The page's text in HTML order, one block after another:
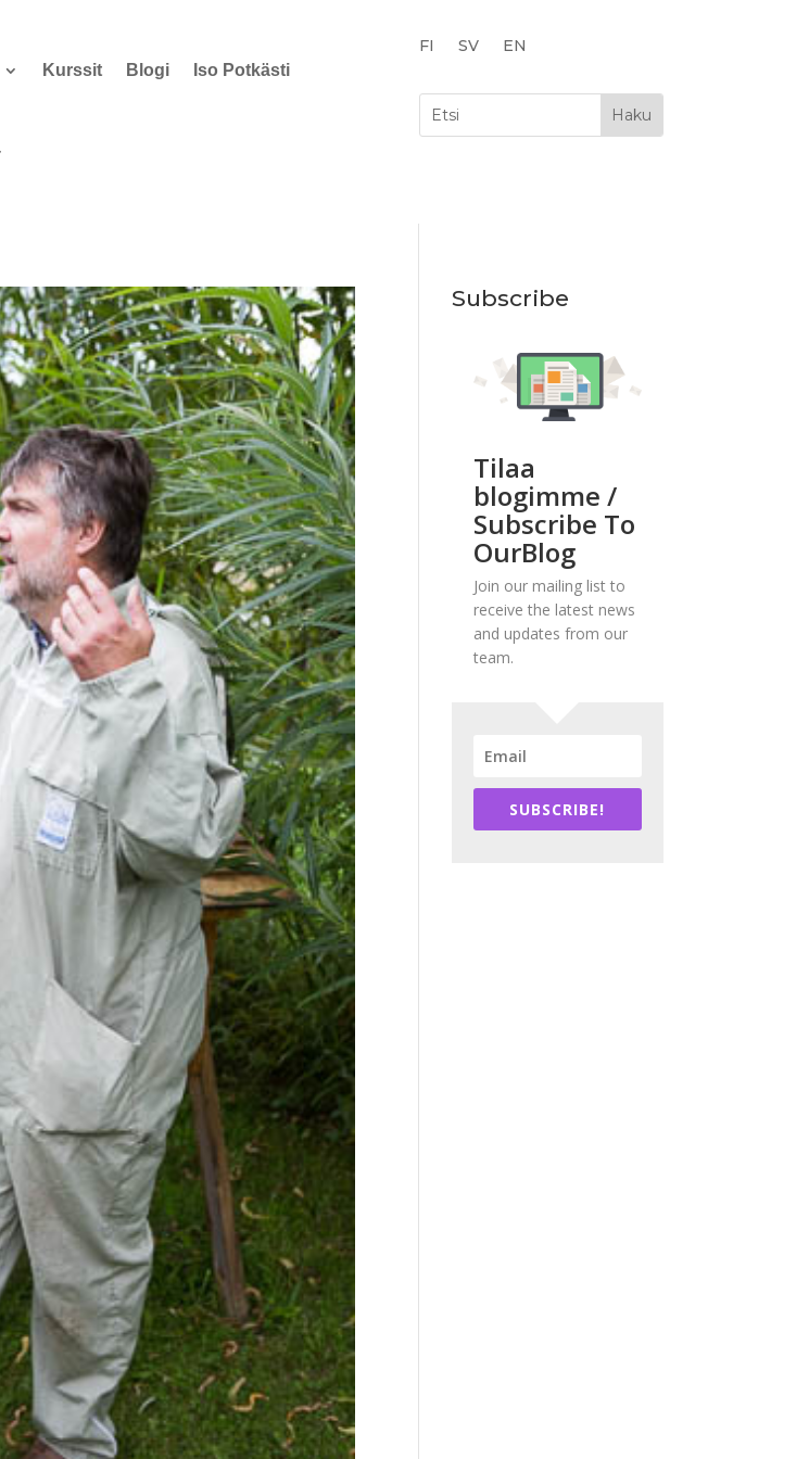
Kurssit Blogi Iso Potkästi
FI SV EN
Subscribe
Tilaa
blogimme /
Subscribe To
OurBlog
Join our mailing list to
receive the latest news
and updates from our
team.
SUBSCRIBE!